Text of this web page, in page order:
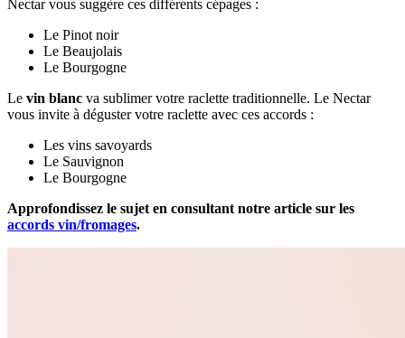
Nectar vous suggère ces différents cépages :
Le Pinot noir
Le Beaujolais
Le Bourgogne
Le vin blanc va sublimer votre raclette traditionnelle. Le Nectar
vous invite à déguster votre raclette avec ces accords :
Les vins savoyards
Le Sauvignon
Le Bourgogne
Approfondissez le sujet en consultant notre article sur les
accords vin/fromages.